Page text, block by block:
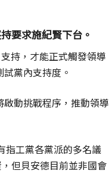
要求施紀賢下台。
持，才能正式觸發領導
黨內支持度。
動挑戰程序，推動領導
指工黨各黨派的多名議
但貝安德目前並非國會